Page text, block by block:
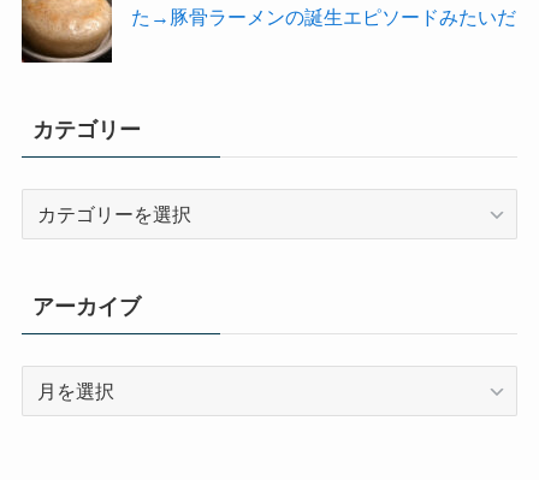
た→豚骨ラーメンの誕生エピソードみたいだ
カテゴリー
ー
アーカイブ